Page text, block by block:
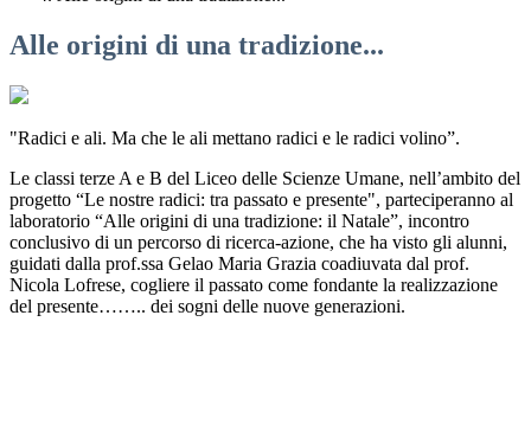
Alle origini di una tradizione...
"Radici e ali. Ma che le ali mettano radici e le radici volino”.
Le classi terze A e B del Liceo delle Scienze Umane, nell’ambito del
progetto “Le nostre radici: tra passato e presente", parteciperanno al
laboratorio “Alle origini di una tradizione: il Natale”, incontro
conclusivo di un percorso di ricerca-azione, che ha visto gli alunni,
guidati dalla prof.ssa Gelao Maria Grazia coadiuvata dal prof.
Nicola Lofrese, cogliere il passato come fondante la realizzazione
del presente…….. dei sogni delle nuove generazioni.